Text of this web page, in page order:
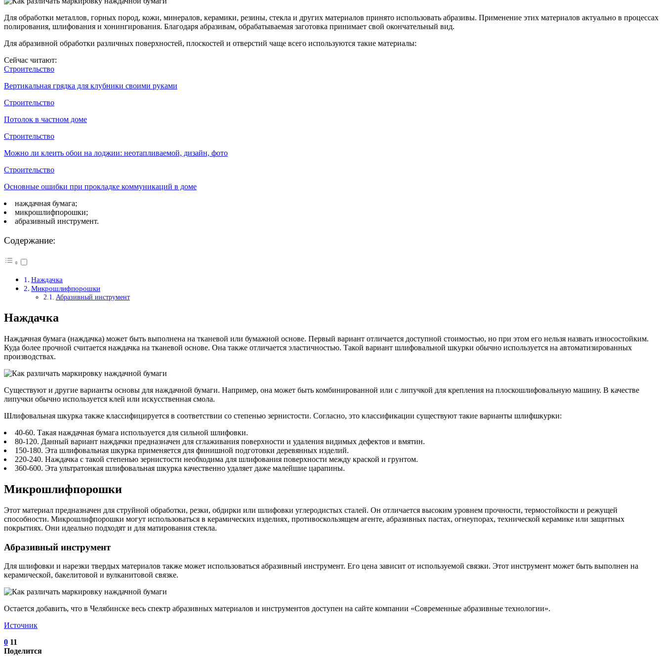
Для обработки металлов, горных пород, кожи, минералов, керамики, резины, стекла и других материалов принято использовать абразивы. Применение этих материалов актуально в процессах
полирования, шлифования и хонингирования. Благодаря абразивам, обрабатываемая заготовка принимает свой окончательный вид.
Для абразивной обработки различных поверхностей, плоскостей и отверстий чаще всего используются такие материалы:
Сейчас читают:
Строительство
Вертикальная грядка для клубники своими руками
Строительство
Потолок в частном доме
Строительство
Можно ли клеить обои на лоджии: неотапливаемой, дизайн, фото
Строительство
Основные ошибки при прокладке коммуникаций в доме
наждачная бумага;
микрошлифпорошки;
абразивный инструмент.
Содержание:
Наждачка
Микрошлифпорошки
Абразивный инструмент
Наждачка
Наждачная бумага (наждачка) может быть выполнена на тканевой или бумажной основе. Первый вариант отличается доступной стоимостью, но при этом его нельзя назвать износостойким.
Куда более прочной считается наждачка на тканевой основе. Она также отличается эластичностью. Такой вариант шлифовальной шкурки обычно используется на автоматизированных
производствах.
Существуют и другие варианты основы для наждачной бумаги. Например, она может быть комбинированной или с липучкой для крепления на плоскошлифовальную машину. В качестве
липучки обычно используется клей или искусственная смола.
Шлифовальная шкурка также классифицируется в соответствии со степенью зернистости. Согласно, это классификации существуют такие варианты шлифшкурки:
40-60. Такая наждачная бумага используется для сильной шлифовки.
80-120. Данный вариант наждачки предназначен для сглаживания поверхности и удаления видимых дефектов и вмятин.
150-180. Эта шлифовальная шкурка применяется для финишной подготовки деревянных изделий.
220-240. Наждачка с такой степенью зернистости необходима для шлифования поверхности между краской и грунтом.
360-600. Эта ультратонкая шлифовальная шкурка качественно удаляет даже малейшие царапины.
Микрошлифпорошки
Этот материал предназначен для струйной обработки, резки, обдирки или шлифовки углеродистых сталей. Он отличается высоким уровнем прочности, термостойкости и режущей
способности. Микрошлифпорошки могут использоваться в керамических изделиях, противоскользящем агенте, абразивных пастах, огнеупорах, технической керамике или защитных
покрытиях. Они идеально подходят и для матирования стекла.
Абразивный инструмент
Для шлифовки и нарезки твердых материалов также может использоваться абразивный инструмент. Его цена зависит от используемой связки. Этот инструмент может быть выполнен на
керамической, бакелитовой и вулканитовой связке.
Остается добавить, что в Челябинске весь спектр абразивных материалов и инструментов доступен на сайте компании «Современные абразивные технологии».
Источник
0 11
Поделится